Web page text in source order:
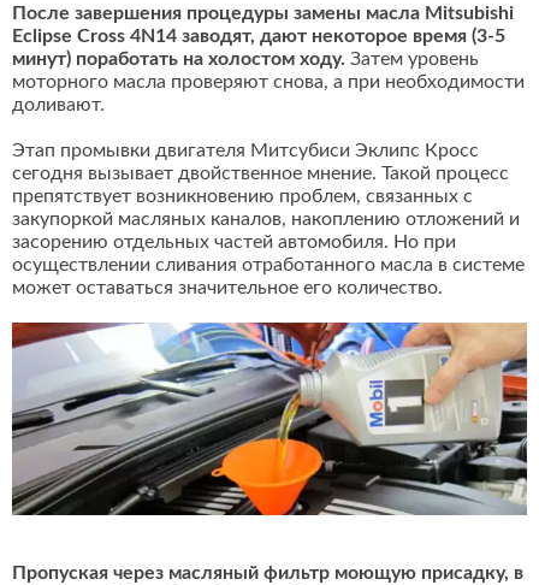
После завершения процедуры замены масла Mitsubishi
Eclipse Cross 4N14 заводят, дают некоторое время (3-5
минут) поработать на холостом ходу. Затем уровень
моторного масла проверяют снова, а при необходимости
доливают.
Этап промывки двигателя Митсубиси Эклипс Кросс
сегодня вызывает двойственное мнение. Такой процесс
препятствует возникновению проблем, связанных с
закупоркой масляных каналов, накоплению отложений и
засорению отдельных частей автомобиля. Но при
осуществлении сливания отработанного масла в системе
может оставаться значительное его количество.
Пропуская через масляный фильтр моющую присадку, в